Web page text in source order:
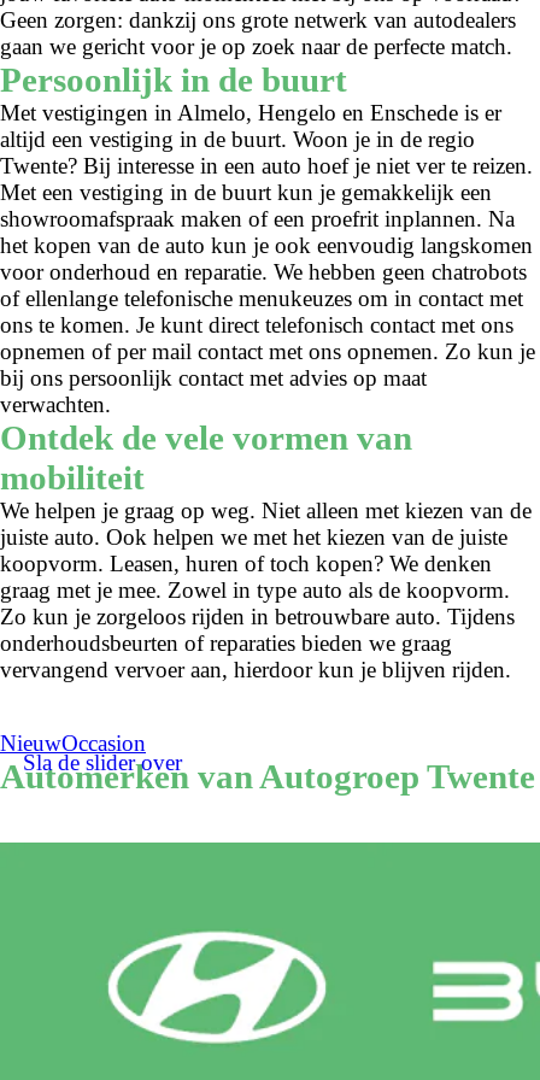
Geen zorgen: dankzij ons grote netwerk van autodealers
gaan we gericht voor je op zoek naar de perfecte match.
Persoonlijk in de buurt
Met vestigingen in Almelo, Hengelo en Enschede is er
altijd een vestiging in de buurt. Woon je in de regio
Twente? Bij interesse in een auto hoef je niet ver te reizen.
Met een vestiging in de buurt kun je gemakkelijk een
showroomafspraak maken of een proefrit inplannen. Na
het kopen van de auto kun je ook eenvoudig langskomen
voor onderhoud en reparatie. We hebben geen chatrobots
of ellenlange telefonische menukeuzes om in contact met
ons te komen. Je kunt direct telefonisch contact met ons
opnemen of per mail contact met ons opnemen. Zo kun je
bij ons persoonlijk contact met advies op maat
verwachten.
Ontdek de vele vormen van
mobiliteit
We helpen je graag op weg. Niet alleen met kiezen van de
juiste auto. Ook helpen we met het kiezen van de juiste
koopvorm. Leasen, huren of toch kopen? We denken
graag met je mee. Zowel in type auto als de koopvorm.
Zo kun je zorgeloos rijden in betrouwbare auto. Tijdens
onderhoudsbeurten of reparaties bieden we graag
vervangend vervoer aan, hierdoor kun je blijven rijden.
NieuwOccasion
Automerken van Autogroep Twente
Sla de slider over